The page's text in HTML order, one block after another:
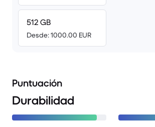
512 GB
Desde: 1000.00 EUR
Puntuación
Durabilidad